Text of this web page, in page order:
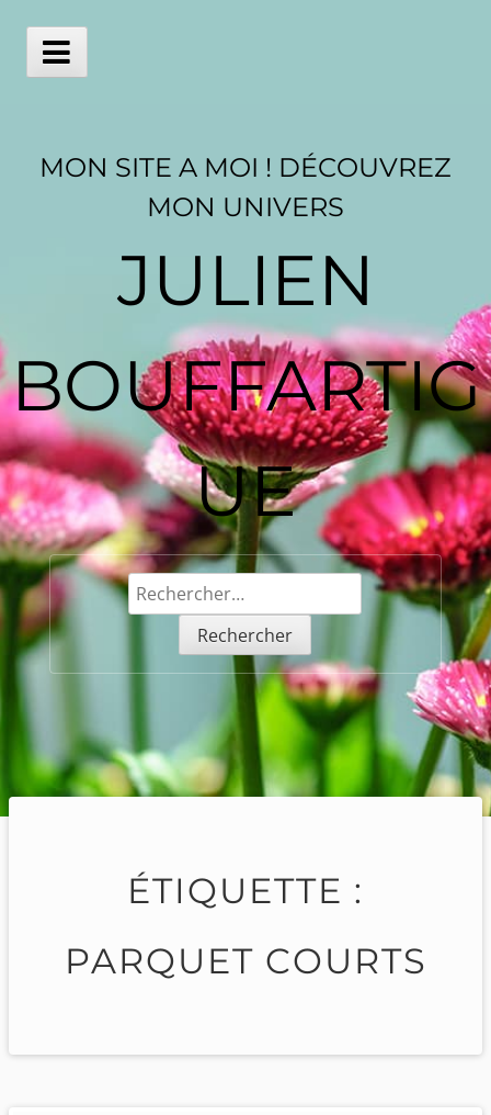
contentMain
MON SITE A MOI ! DÉCOUVREZ
MON UNIVERS
JULIEN
BOUFFARTIG
UE
Rechercher :
ÉTIQUETTE :
PARQUET COURTS